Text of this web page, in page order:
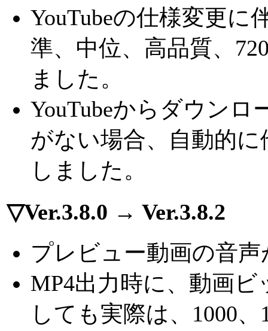
YouTubeの仕様変更に
準、中位、高品質、
ました。
YouTubeからダウン
がない場合、自動的
しました。
▽Ver.3.8.0 → Ver.3.8.2
プレビュー動画の音
MP4出力時に、動画ビ
しても実際は、1000